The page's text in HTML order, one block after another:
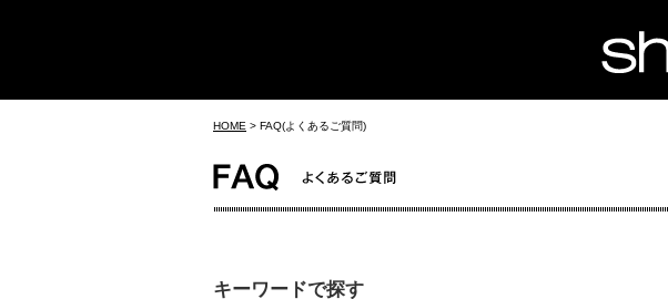
HOME > FAQ(よくあるご質問)
キーワードで探す